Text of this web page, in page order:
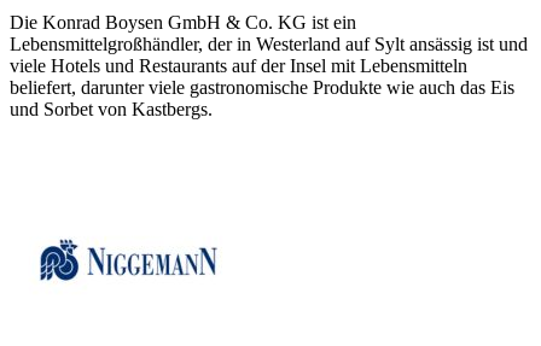
Die Konrad Boysen GmbH & Co. KG ist ein
Lebensmittelgroßhändler, der in Westerland auf Sylt ansässig ist und
viele Hotels und Restaurants auf der Insel mit Lebensmitteln
beliefert, darunter viele gastronomische Produkte wie auch das Eis
und Sorbet von Kastbergs.